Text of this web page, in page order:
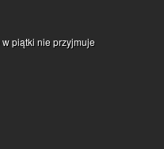
piątki nie przyjmuje